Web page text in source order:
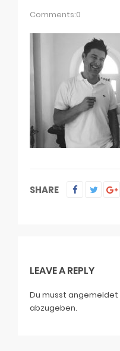
Comments:0
SHARE
LEAVE A REPLY
Du musst angemeldet
abzugeben.